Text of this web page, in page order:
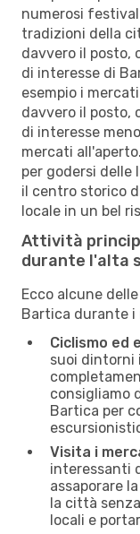
numerosi
tradizioni della
davvero il posto,
di interesse di
esempio i
davvero il posto,
di interesse
mercati
per godersi
il centro storico
locale in un bel
Attività
durante l'alta
Ecco alcune
Bartica durante i
Ciclismo ed
suoi dintorni
consigliamo
Bartica per
Visita i
interessanti
assaporare
la città
locali e